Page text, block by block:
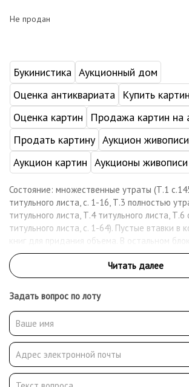
Не продан
Букинистика Аукционный дом
Оценка антиквариата
Купить
Оценка картин
Продажа картин на
Продать картину Аукцион живописи
Аукцион картин Аукционы живописи
Состояние: множественные утраты (Т.1
титульного листа, с. 1-16, Т.3 полностью
титульного листа, Т.4 титульного листа,
титульного листа, с. 1-64). Пустые втавки в
книг для придания объема. В остальном
пятен.
Первое прижизненное издание полного
автора.
Задать вопрос по лоту